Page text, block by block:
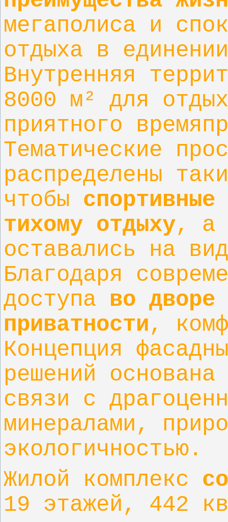
мегаполиса и
отдыха в
Внутренняя
8000 м² для
приятного
Тематические
распределены
чтобы
тихому отдыху, а
оставались на
Благодаря
доступа во дворе
приватности,
Концепция
решений
связи с
минералами,
экологичностью.
Жилой комплекс
19 этажей, 442